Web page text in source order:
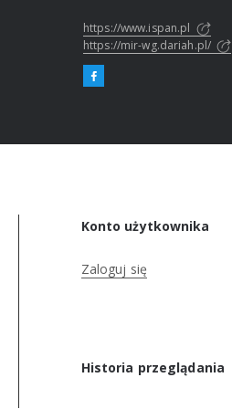
https://www.ispan.pl
https://mir-wg.dariah.pl/
Konto użytkownika
Zaloguj się
Historia przeglądania